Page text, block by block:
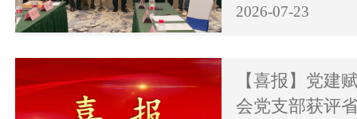
2026-07-23
【喜报】党建
会党支部获评